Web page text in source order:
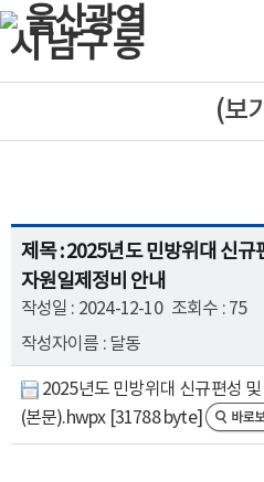
로
가
기
로
가
기
(보
제목 : 2025년도 민방위대 신규
자원일제정비 안내
작성일 : 2024-12-10 조회수 : 75
작성자이름 : 달동
2025년도 민방위대 신규편성
(본문).hwpx [31788 byte]